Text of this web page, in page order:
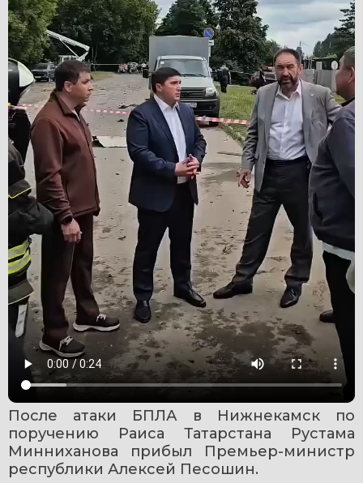
После атаки БПЛА в Нижнекамск по
поручению Раиса Татарстана Рустама
Минниханова прибыл Премьер-министр
республики Алексей Песошин.